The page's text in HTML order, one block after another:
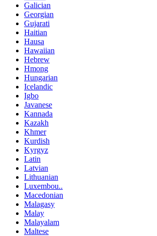
Galician
Georgian
Gujarati
Haitian
Hausa
Hawaiian
Hebrew
Hmong
Hungarian
Icelandic
Igbo
Javanese
Kannada
Kazakh
Khmer
Kurdish
Kyrgyz
Latin
Latvian
Lithuanian
Luxembou..
Macedonian
Malagasy
Malay
Malayalam
Maltese